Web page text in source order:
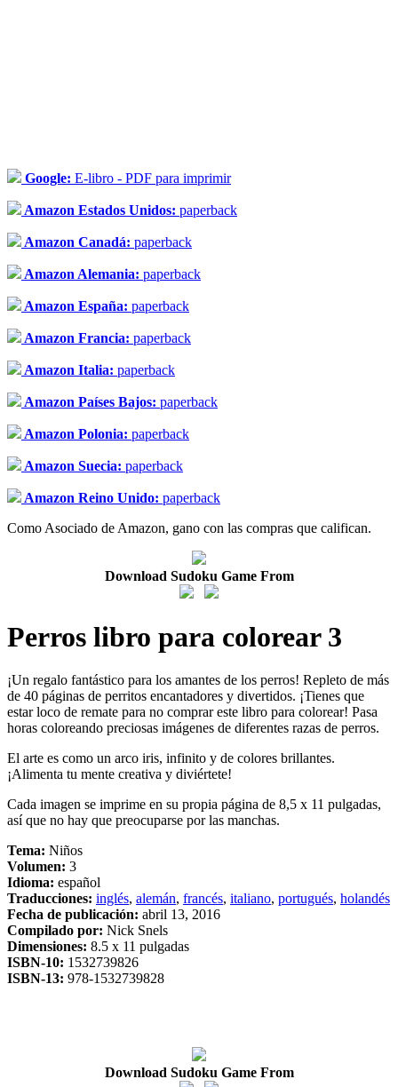
Google: E-libro - PDF para imprimir
Amazon Estados Unidos: paperback
Amazon Canadá: paperback
Amazon Alemania: paperback
Amazon España: paperback
Amazon Francia: paperback
Amazon Italia: paperback
Amazon Países Bajos: paperback
Amazon Polonia: paperback
Amazon Suecia: paperback
Amazon Reino Unido: paperback
Como Asociado de Amazon, gano con las compras que califican.
Download Sudoku Game From
Perros libro para colorear 3
¡Un regalo fantástico para los amantes de los perros! Repleto de más
de 40 páginas de perritos encantadores y divertidos. ¡Tienes que
estar loco de remate para no comprar este libro para colorear! Pasa
horas coloreando preciosas imágenes de diferentes razas de perros.
El arte es como un arco iris, infinito y de colores brillantes.
¡Alimenta tu mente creativa y diviértete!
Cada imagen se imprime en su propia página de 8,5 x 11 pulgadas,
así que no hay que preocuparse por las manchas.
Tema: Niños
Volumen: 3
Idioma: español
Traducciones: inglés, alemán, francés, italiano, portugués, holandés
Fecha de publicación: abril 13, 2016
Compilado por: Nick Snels
Dimensiones: 8.5 x 11 pulgadas
ISBN-10: 1532739826
ISBN-13: 978-1532739828
Download Sudoku Game From